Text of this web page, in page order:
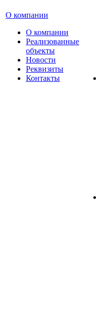
О компании
О компании
Реализованные
объекты
Новости
Реквизиты
Контакты